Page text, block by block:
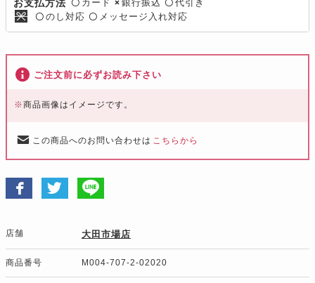
お支払方法 〇 カード × 銀行振込 〇 代引き
〇 のし対応 〇 メッセージ入れ対応
ご注文前に必ずお読み下さい
※商品画像はイメージです。
この商品へのお問い合わせは こちらから
店舗 大田市場店
商品番号 M004-707-2-02020